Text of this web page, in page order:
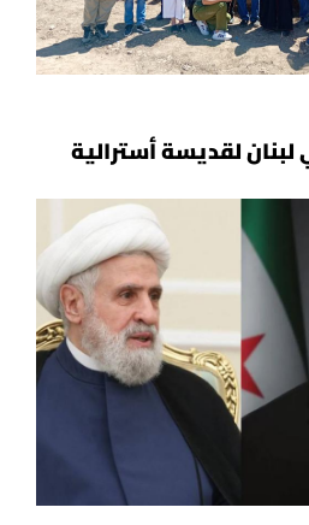
لقديسة أسترالية